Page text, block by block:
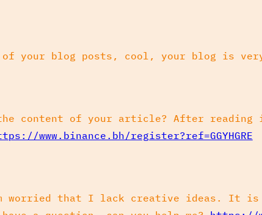
of your blog posts, cool, your blog is
the content of your article? After
www.binance.bh/register?ref=GGYHGRE
worried that I lack creative ideas. It is